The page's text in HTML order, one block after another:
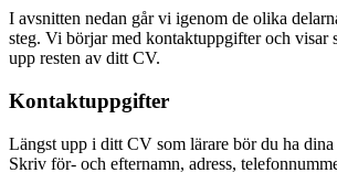
I avsnitten nedan går vi igenom de olika
steg. Vi börjar med kontaktuppgifter och visar
upp resten av ditt CV.
Kontaktuppgifter
Längst upp i ditt CV som lärare bör du ha
Skriv för- och efternamn, adress,